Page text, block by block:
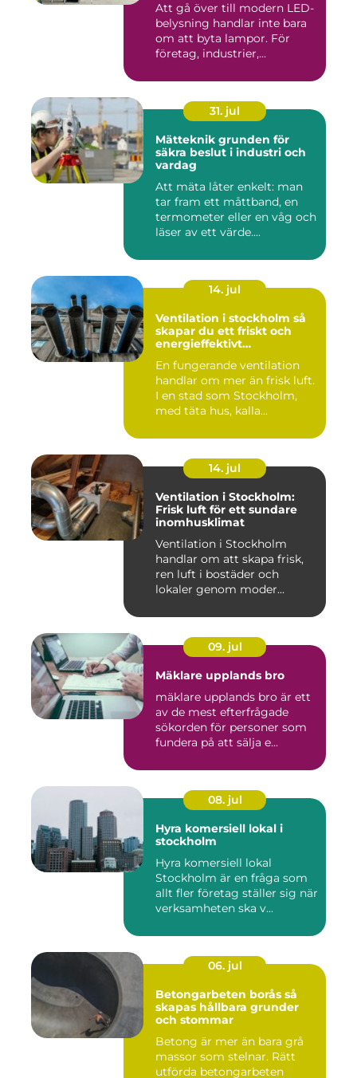
Att gå över till modern LED-
belysning handlar inte bara
om att byta lampor. För
företag, industrier,...
31. jul
Mätteknik grunden för
säkra beslut i industri och
vardag
Att mäta låter enkelt: man
tar fram ett måttband, en
termometer eller en våg och
läser av ett värde....
14. jul
Ventilation i stockholm så
skapar du ett friskt och
energieffektivt
En fungerande ventilation
handlar om mer än frisk luft.
I en stad som Stockholm,
med täta hus, kalla...
14. jul
Ventilation i Stockholm:
Frisk luft för ett sundare
inomhusklimat
Ventilation i Stockholm
handlar om att skapa frisk,
ren luft i bostäder och
lokaler genom moder...
09. jul
Mäklare upplands bro
mäklare upplands bro är ett
av de mest efterfrågade
sökorden för personer som
fundera på att sälja e...
08. jul
Hyra komersiell lokal i
stockholm
Hyra komersiell lokal
Stockholm är en fråga som
allt fler företag ställer sig när
verksamheten ska v...
06. jul
Betongarbeten borås så
skapas hållbara grunder
och stommar
Betong är mer än bara grå
massor som stelnar. Rätt
utförda betongarbeten